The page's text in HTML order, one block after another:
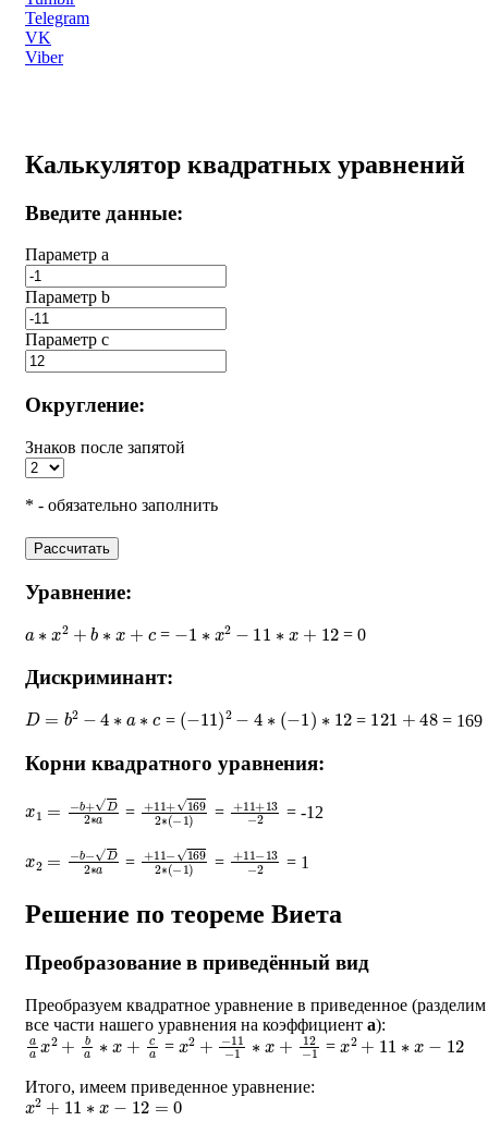
Telegram
VK
Viber
Калькулятор квадратных уравнений
Введите данные:
Параметр a
Параметр b
Параметр с
Округление:
Знаков после запятой
* - обязательно заполнить
Рассчитать
Уравнение:
2 b ∗ = 1 2− 11 ∗ 12 = 0
Дискриминант:
D= 2− a = (− 11 )2 ∗ −1 )∗ 12 = 121 + 48 = 169
Корни квадратного уравнения:
+ D2∗ = + 11 +169 ( −1 )
= + 11 +13 2
= -12
b−D2∗ = +11−169 ∗(−1)
= +11−13 2
= 1
Решение по теореме Виета
Преобразование в приведённый вид
Преобразуем квадратное уравнение в приведенное (разделим
все части нашего уравнения на коэффициент a):
aax2+ba∗x+ca = x2+
−11−1∗x+12−1 =x2+11 ∗
Итого, имеем приведенное уравнение:
x2+11∗x−12 =0